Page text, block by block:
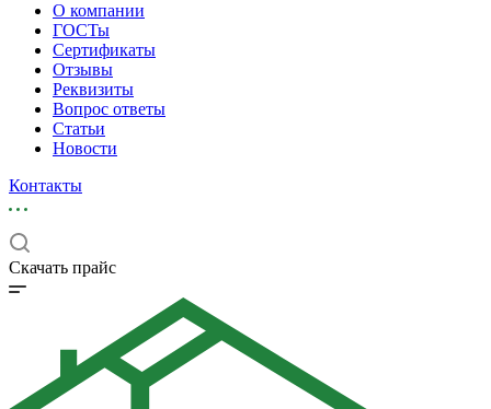
О компании
ГОСТы
Сертификаты
Отзывы
Реквизиты
Вопрос ответы
Статьи
Новости
Контакты
Скачать прайс